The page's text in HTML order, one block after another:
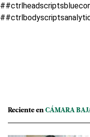
Reciente en CÁMARA